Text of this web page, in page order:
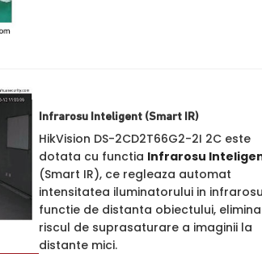
Infrarosu Inteligent (Smart IR)
HikVision DS-2CD2T66G2-2I 2C este
dotata cu functia Infrarosu
(Smart IR), ce regleaza automat
intensitatea iluminatorului in
functie de distanta obiectului,
riscul de suprasaturare a imaginii la
distante mici.